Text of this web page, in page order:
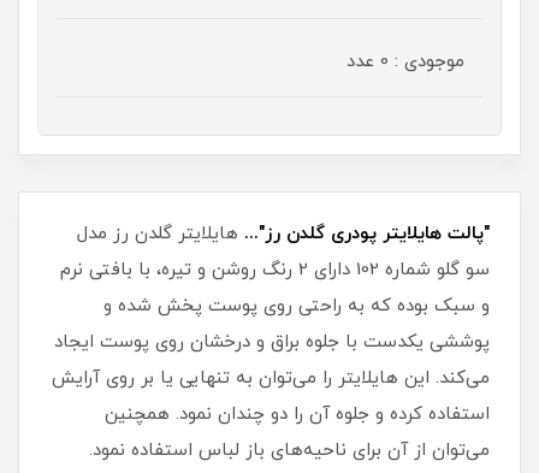
موجودی : 0 عدد
"پالت هایلایتر پودری گلدن رز"... هایلایتر گلدن رز مدل
سو گلو شماره 102 دارای 2 رنگ روشن و تیره، با بافتی نرم
و سبک بوده که به راحتی روی پوست پخش شده و
پوششی یکدست با جلوه براق و درخشان روی پوست ایجاد
می‌کند. این هایلایتر را می‌توان به تنهایی یا بر روی آرایش
استفاده کرده و جلوه آن را دو چندان نمود. همچنین
می‌توان از آن برای ناحیه‌های باز لباس استفاده نمود.